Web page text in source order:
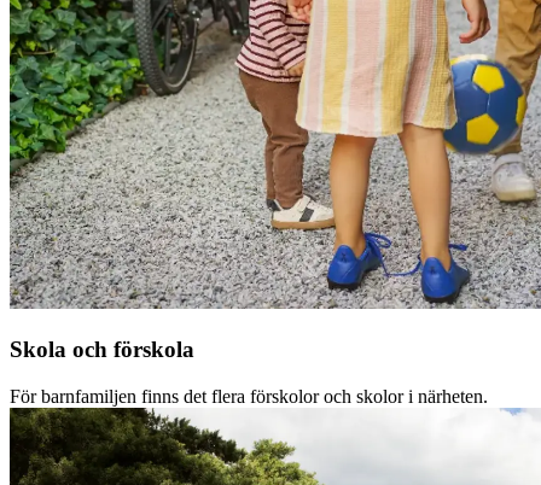
Skola och förskola
För barnfamiljen finns det flera förskolor och skolor i närheten.